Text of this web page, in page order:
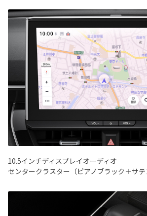
10.5インチディスプレイオーディオ
センタークラスター（ピアノブラック＋サテ